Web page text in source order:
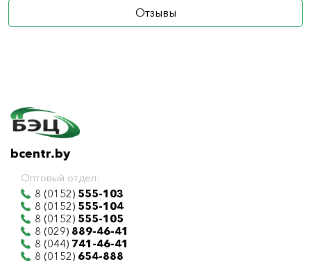
Отзывы
bcentr.by
Оптовый отдел:
8 (0152) 555-103
8 (0152) 555-104
8 (0152) 555-105
8 (029) 889-46-41
8 (044) 741-46-41
8 (0152) 654-888